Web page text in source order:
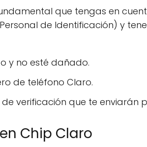
que tengas en
de Identificación) y
y no esté dañado.
de teléfono Claro.
verificación que te enviarán
Chip Claro